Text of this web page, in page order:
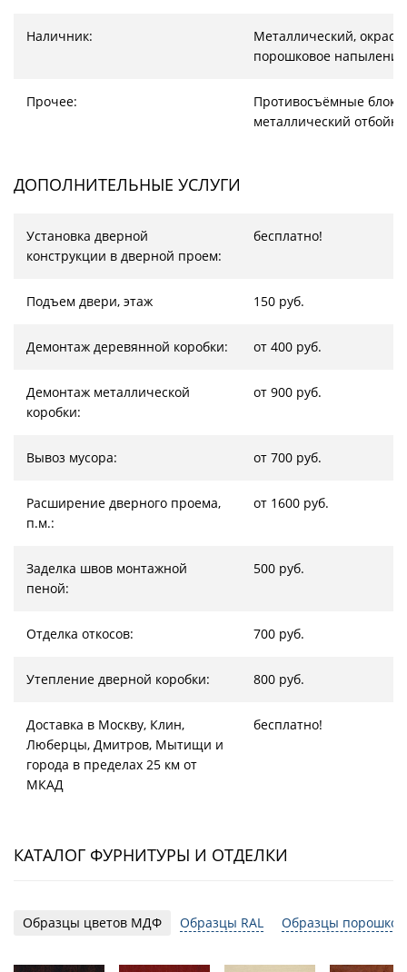
Наличник:
Металлический, окрас –
порошковое
Прочее:
Противосъёмные
металлический
ДОПОЛНИТЕЛЬНЫЕ УСЛУГИ
Установка дверной
конструкции в дверной проем:
бесплатно!
Подъем двери, этаж 150 руб.
Демонтаж деревянной коробки: от 400 руб.
Демонтаж металлической
коробки:
от 900 руб.
Вывоз мусора: от 700 руб.
Расширение дверного проема,
п.м.:
от 1600 руб.
Заделка швов монтажной
пеной:
500 руб.
Отделка откосов: 700 руб.
Утепление дверной коробки: 800 руб.
Доставка в Москву, Клин,
Люберцы, Дмитров, Мытищи и
города в пределах 25 км от
МКАД
бесплатно!
КАТАЛОГ ФУРНИТУРЫ И ОТДЕЛКИ
Образцы цветов МДФ Образцы RAL Образцы